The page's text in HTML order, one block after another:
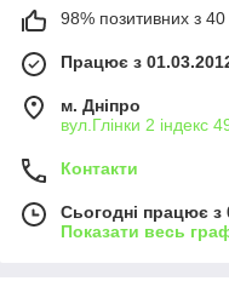
98% позитивних з 40
Працює з
м. Дніпро
вул.Глінки 2 індекс
Контакти
Сьогодні працює з
Показати весь